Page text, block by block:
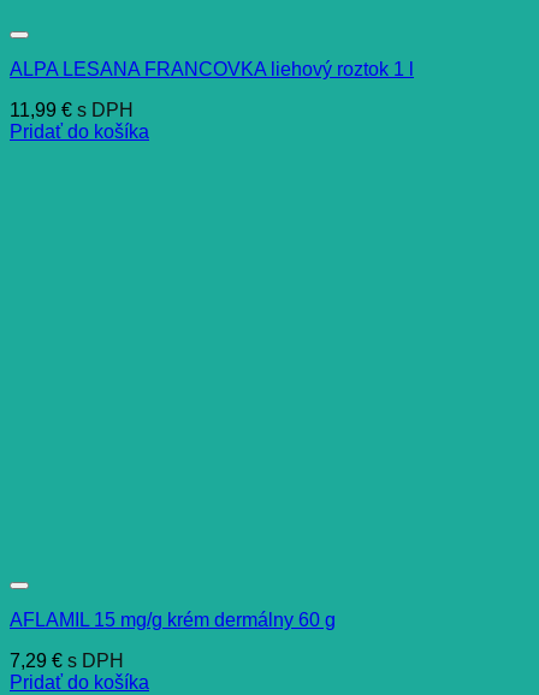
ALPA LESANA FRANCOVKA liehový roztok 1 l
11,99 € s DPH
Pridať do košíka
AFLAMIL 15 mg/g krém dermálny 60 g
7,29 € s DPH
Pridať do košíka